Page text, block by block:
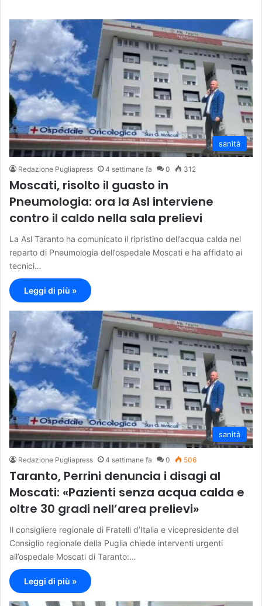
sanità
Redazione Pugliapress 4 settimane fa 0 312
Moscati, risolto il guasto in
Pneumologia: ora la Asl interviene
contro il caldo nella sala prelievi
La Asl Taranto ha comunicato il ripristino dell’acqua calda nel
reparto di Pneumologia dell’ospedale Moscati e ha affidato ai
tecnici…
Leggi di più »
sanità
Redazione Pugliapress 4 settimane fa 0 506
Taranto, Perrini denuncia i disagi al
Moscati: «Pazienti senza acqua calda e
oltre 30 gradi nell’area prelievi»
Il consigliere regionale di Fratelli d’Italia e vicepresidente del
Consiglio regionale della Puglia chiede interventi urgenti
all’ospedale Moscati di Taranto:…
Leggi di più »